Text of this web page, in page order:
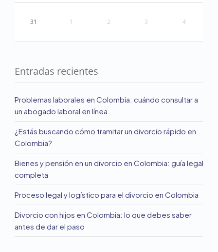
31 1 2 3 4
Entradas recientes
Problemas laborales en Colombia: cuándo consultar a
un abogado laboral en línea
¿Estás buscando cómo tramitar un divorcio rápido en
Colombia?
Bienes y pensión en un divorcio en Colombia: guía legal
completa
Proceso legal y logístico para el divorcio en Colombia
Divorcio con hijos en Colombia: lo que debes saber
antes de dar el paso